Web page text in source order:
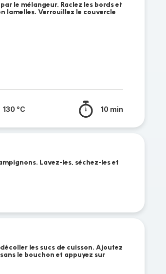
le mélangeur. Raclez les bords et
lamelles. Verrouillez le couvercle
130 °C 10 min
Lavez-les, séchez-les et
les sucs de cuisson. Ajoutez
le bouchon et appuyez sur